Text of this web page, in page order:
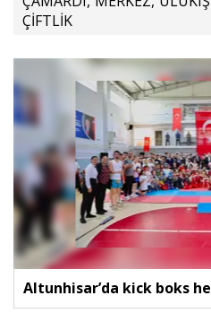
ÇİFTLİK
Altunhisar’da kick boks